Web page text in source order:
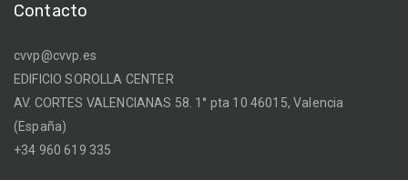
Contacto
cvvp@cvvp.es
EDIFICIO SOROLLA CENTER
AV. CORTES VALENCIANAS 58. 1° pta 10 46015, Valencia
(España)
+34 960 619 335